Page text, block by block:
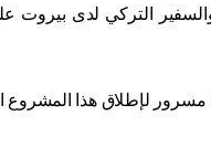
والسفير التركي لدى
مسرور لإطلاق هذا